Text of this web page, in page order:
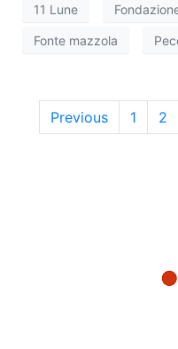
11 Lune
Fonte mazzola
Previous 1 2